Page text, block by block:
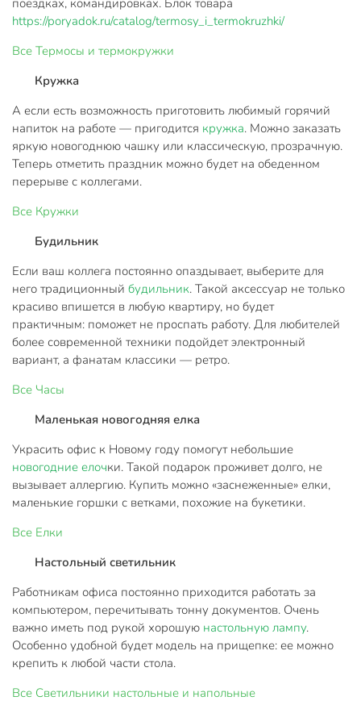
https://poryadok.ru/catalog/termosy_i_termokruzhki/
Все Термосы и термокружки
Кружка
А если есть возможность приготовить любимый горячий
напиток на работе — пригодится кружка. Можно заказать
яркую новогоднюю чашку или классическую, прозрачную.
Теперь отметить праздник можно будет на обеденном
перерыве с коллегами.
Все Кружки
Будильник
Если ваш коллега постоянно опаздывает, выберите для
него традиционный будильник. Такой аксессуар не только
красиво впишется в любую квартиру, но будет
практичным: поможет не проспать работу. Для любителей
более современной техники подойдет электронный
вариант, а фанатам классики — ретро.
Все Часы
Маленькая новогодняя елка
Украсить офис к Новому году помогут небольшие
новогодние елочки. Такой подарок проживет долго, не
вызывает аллергию. Купить можно «заснеженные» елки,
маленькие горшки с ветками, похожие на букетики.
Все Елки
Настольный светильник
Работникам офиса постоянно приходится работать за
компьютером, перечитывать тонну документов. Очень
важно иметь под рукой хорошую настольную лампу.
Особенно удобной будет модель на прищепке: ее можно
крепить к любой части стола.
Все Светильники настольные и напольные